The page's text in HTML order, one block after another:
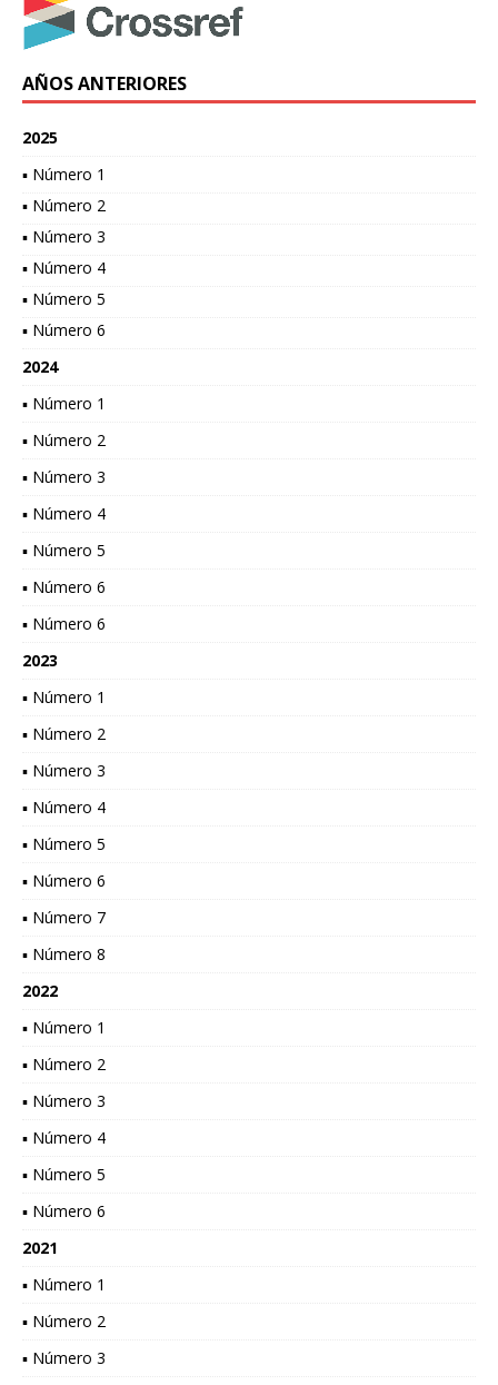
AÑOS ANTERIORES
2025
▪ Número 1
▪ Número 2
▪ Número 3
▪ Número 4
▪ Número 5
▪ Número 6
2024
▪ Número 1
▪ Número 2
▪ Número 3
▪ Número 4
▪ Número 5
▪ Número 6
▪ Número 6
2023
▪ Número 1
▪ Número 2
▪ Número 3
▪ Número 4
▪ Número 5
▪ Número 6
▪ Número 7
▪ Número 8
2022
▪ Número 1
▪ Número 2
▪ Número 3
▪ Número 4
▪ Número 5
▪ Número 6
2021
▪ Número 1
▪ Número 2
▪ Número 3